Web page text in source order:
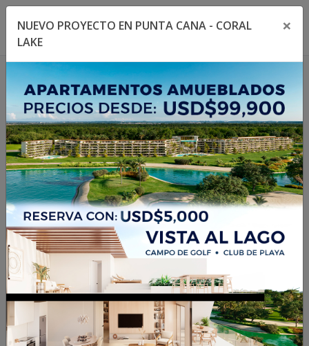
Toggle navigation menu
1/9
NUEVO PROYECTO EN PUNTA CANA - CORAL
LAKE
×